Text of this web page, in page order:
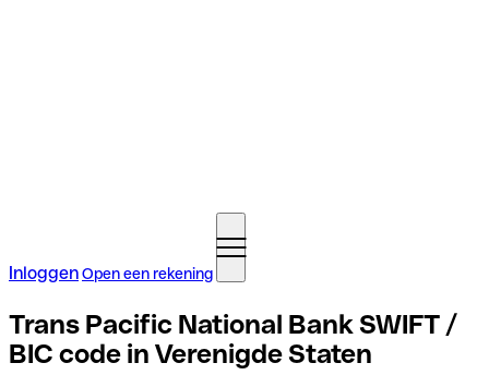
InloggenOpen een rekening
Trans Pacific National Bank SWIFT /
BIC code in Verenigde Staten